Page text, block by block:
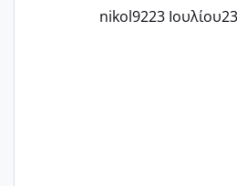
nikol9223 Ιουλίου